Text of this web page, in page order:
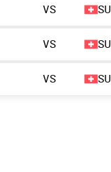
VS SUI
VS SUI
VS SUI